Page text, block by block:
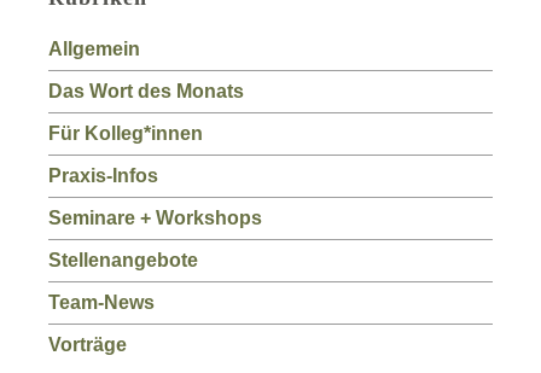
Allgemein
Das Wort des Monats
Für Kolleg*innen
Praxis-Infos
Seminare + Workshops
Stellenangebote
Team-News
Vorträge